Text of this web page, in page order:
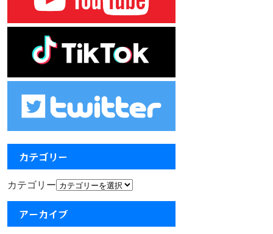
カテゴリー
カテゴリー
アーカイブ